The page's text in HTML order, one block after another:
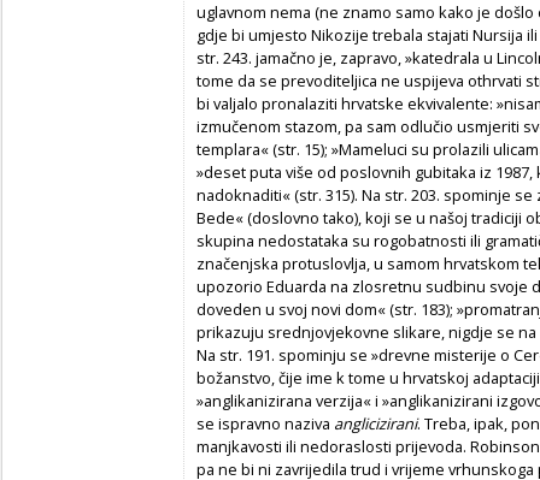
uglavnom nema (ne znamo samo kako je
gdje bi umjesto Nikozije trebala stajati Nursija
str. 243. jamačno je, zapravo, »katedrala u
tome da se prevoditeljica ne uspijeva othrvati
bi valjalo pronalaziti hrvatske ekvivalente:
izmučenom stazom, pa sam odlučio usmjeriti
templara« (str. 15); »Mameluci su prolazili
»deset puta više od poslovnih gubitaka iz
nadoknaditi« (str. 315). Na str. 203. spominje
Bede« (doslovno tako), koji se u našoj tradiciji
skupina nedostataka su rogobatnosti ili
značenjska protuslovlja, u samom hrvatskom
upozorio Eduarda na zlosretnu sudbinu svoje
doveden u svoj novi dom« (str. 183);
prikazuju srednjovjekovne slikare, nigdje se
Na str. 191. spominju se »drevne misterije o
božanstvo, čije ime k tome u hrvatskoj
»anglikanizirana verzija« i »anglikanizirani
se ispravno naziva anglicizirani. Treba, ipak,
manjkavosti ili nedoraslosti prijevoda.
pa ne bi ni zavrijedila trud i vrijeme